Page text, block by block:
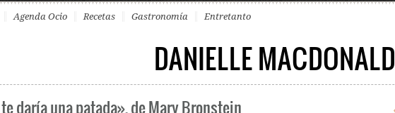
Agenda Ocio Recetas Gastronomía Entretanto
DANIELLE MACDONALD
daría una patada», de Mary Bronstein